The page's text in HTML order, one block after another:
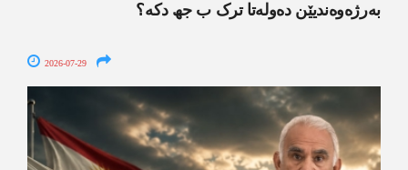
بەرژەوەندیێن دەولەتا ترک ب جھ دکە؟
2026-07-29